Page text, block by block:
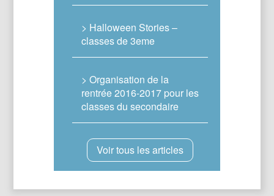
> Halloween Stories –
classes de 3eme
> Organisation de la
rentrée 2016-2017 pour les
classes du secondaire
Voir tous les articles